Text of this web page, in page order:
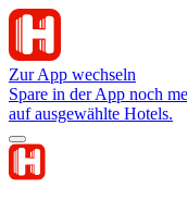
Zur App wechseln
Spare in der App noch
auf ausgewählte Hotels.